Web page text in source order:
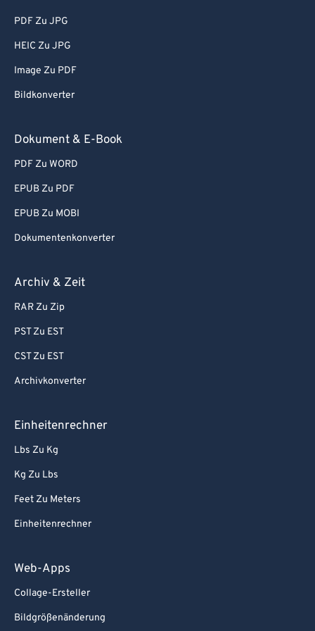
PDF Zu JPG
HEIC Zu JPG
Image Zu PDF
Bildkonverter
Dokument & E-Book
PDF Zu WORD
EPUB Zu PDF
EPUB Zu MOBI
Dokumentenkonverter
Archiv & Zeit
RAR Zu Zip
PST Zu EST
CST Zu EST
Archivkonverter
Einheitenrechner
Lbs Zu Kg
Kg Zu Lbs
Feet Zu Meters
Einheitenrechner
Web-Apps
Collage-Ersteller
Bildgrößenänderung